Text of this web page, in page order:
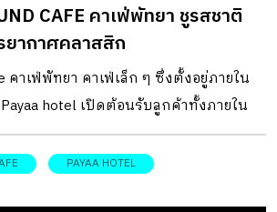
CAFE คาเฟ่พัทยา ชูรสชาติ
ยากาศคลาสสิก
คาเฟ่พัทยา คาเฟ่เล็ก ๆ ซึ่งตั้งอยู่ภายใน
hotel เปิดต้อนรับลูกค้าทั้งภายใน
ให้ได้มาสัมผัสชาติกาแฟไทย ท่ามกลาง
อนคาเฟ่ต่างประเทศ อีกหนึ่ง คาเฟ่พัทยา
PAYAA HOTEL